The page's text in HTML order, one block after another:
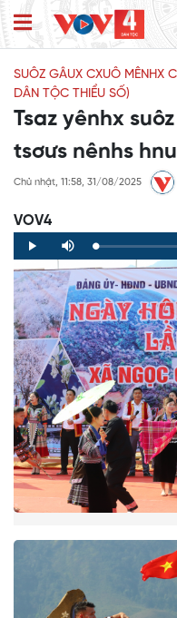
SUÔZ GÂUX CXUÔ MÊNHX
DÂN TỘC THIỂU SỐ)
Tsaz yênhx
tsơưs nênhs
Chủ nhật, 11:58, 31/08/2025
VOV4
Play Mute Loaded:
0%
Progress:
0%